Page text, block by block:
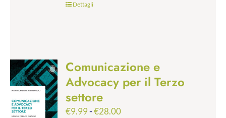
Dettagli
Comunicazione e
Advocacy per il Terzo
settore
€9.99-€28.00Fascia